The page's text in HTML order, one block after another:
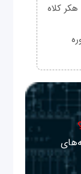
ماهنامه شبکه منتشر کرد: کتاب CEH هکر کلاه